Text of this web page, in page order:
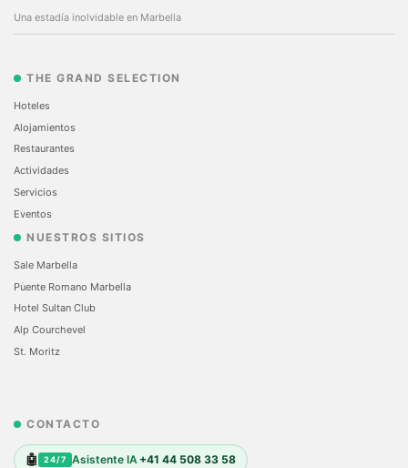
Una estadía inolvidable en Marbella
THE GRAND SELECTION
Hoteles
Alojamientos
Restaurantes
Actividades
Servicios
Eventos
NUESTROS SITIOS
Sale Marbella
Puente Romano Marbella
Hotel Sultan Club
Alp Courchevel
St. Moritz
CONTACTO
🤖 24/7 Asistente IA +41 44 508 33 58